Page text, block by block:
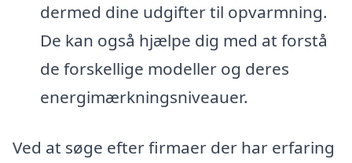
dermed dine udgifter til opvarmning.
De kan også hjælpe dig med at forstå
de forskellige modeller og deres
energimærkningsniveauer.
Ved at søge efter firmaer der har erfaring